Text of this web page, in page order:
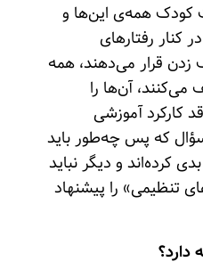
همه‌ی این‌ها و
کنار رفتارهای
قرار می‌دهند، همه
می‌کنند، آن‌ها را
کارکرد آموزشی
سؤال که پس چه‌طور باید
کرده‌اند و دیگر نباید
تنظیمی» را پیشنهاد
دارد؟